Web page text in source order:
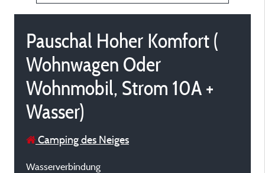
Pauschal Hoher Komfort (
Wohnwagen Oder
Wohnmobil, Strom 10A +
Wasser)
Camping des Neiges
Wasserverbindung